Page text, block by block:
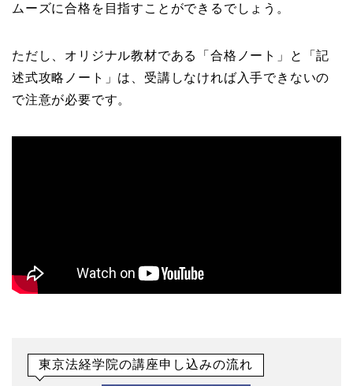
ムーズに合格を目指すことができるでしょう。
ただし、オリジナル教材である「合格ノート」と「記
述式攻略ノート」は、受講しなければ入手できないの
で注意が必要です。
東京法経学院の講座申し込みの流れ